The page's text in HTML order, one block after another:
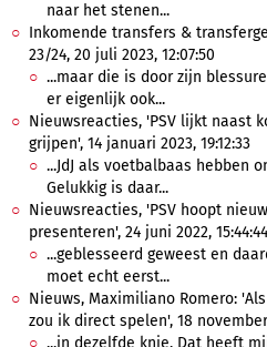
naar het stenen...
Inkomende transfers &
23/24, 20 juli 2023, 12:07:50
...maar die is door zijn
er eigenlijk ook...
Nieuwsreacties, 'PSV lijkt naast
grijpen', 14 januari 2023, 19:12:33
...JdJ als voetbalbaas hebben
Gelukkig is daar...
Nieuwsreacties, 'PSV hoopt
presenteren', 24 juni 2022, 15:44:44
...geblesseerd geweest en
moet echt eerst...
Nieuws, Maximiliano Romero:
zou ik direct spelen', 18 november
...in dezelfde knie. Dat heeft